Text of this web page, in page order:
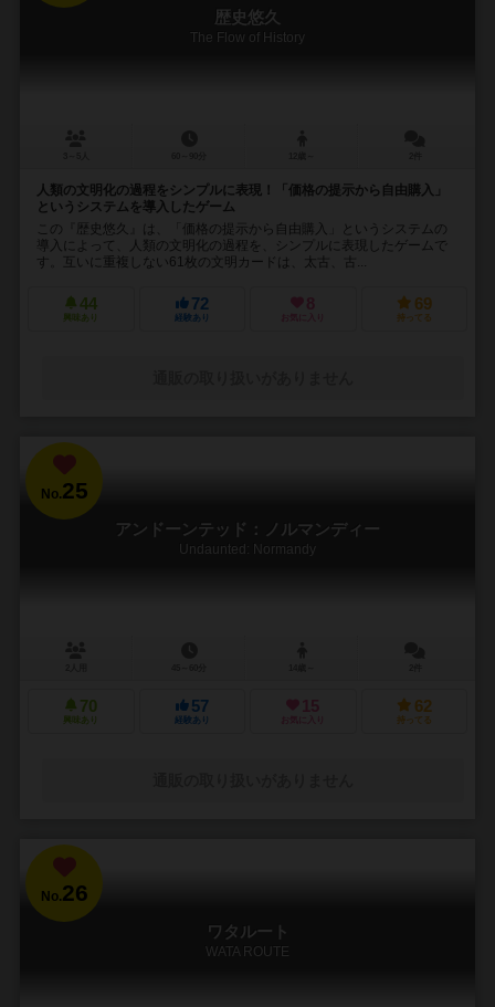
歴史悠久
The Flow of History
人類の文明化の過程をシンプルに表現！「価格の提示から自由購入」
というシステムを導入したゲーム
この『歴史悠久』は、「価格の提示から自由購入」というシステムの
導入によって、人類の文明化の過程を、シンプルに表現したゲームで
す。互いに重複しない61枚の文明カードは、太古、古...
44
興味あり
72
経験あり
8
お気に入り
69
持ってる
No.25
アンドーンテッド：ノルマンディー
Undaunted: Normandy
70
興味あり
57
経験あり
15
お気に入り
62
持ってる
No.26
ワタルート
WATA ROUTE